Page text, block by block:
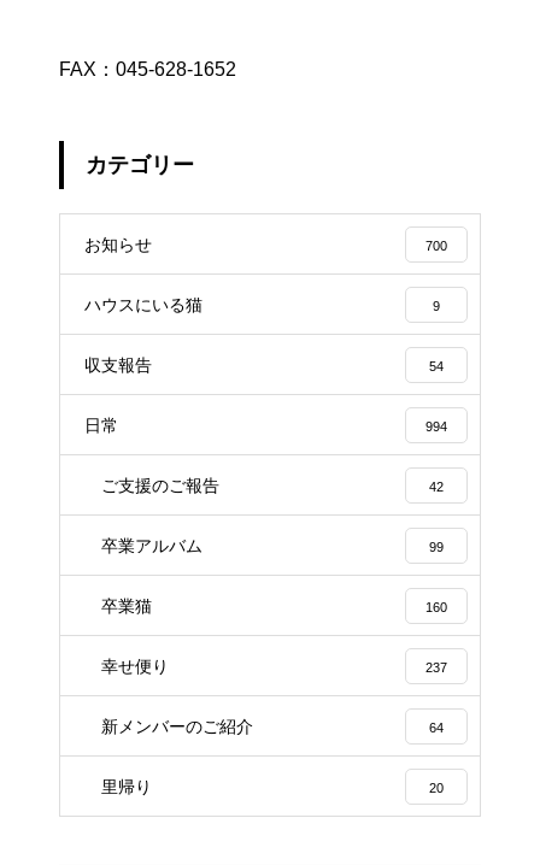
FAX：045-628-1652
カテゴリー
お知らせ 700
ハウスにいる猫 9
収支報告 54
日常 994
ご支援のご報告 42
卒業アルバム 99
卒業猫 160
幸せ便り 237
新メンバーのご紹介 64
里帰り 20